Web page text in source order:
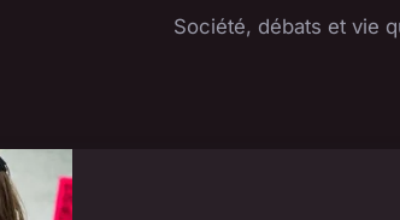
Société, débats et vie